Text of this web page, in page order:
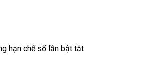
hạn chế số lần bật tắt